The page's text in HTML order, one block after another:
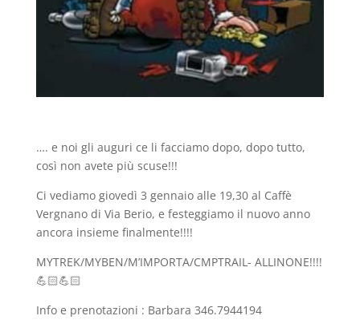
…. e noi gli auguri ce li facciamo dopo, dopo tutto,
così non avete più scuse!!!
Ci vediamo giovedì 3 gennaio alle 19,30 al Caffè
Vergnano di Via Berio, e festeggiamo il nuovo anno
ancora insieme finalmente!!!!
MYTREK/MYBEN/M’IMPORTA/CMPTRAIL- ALLINONE!!!!
💪🏻💪🏻
Info e prenotazioni : Barbara 346.7944194